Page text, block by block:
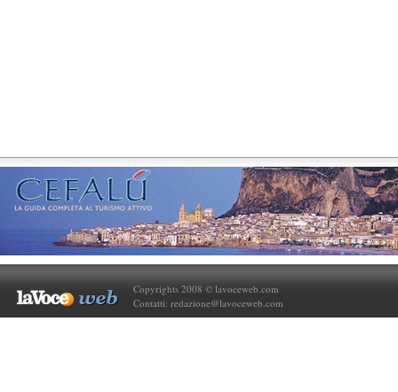
Copyrights 2008 © lavoceweb.com
Contatti: redazione@lavoceweb.com